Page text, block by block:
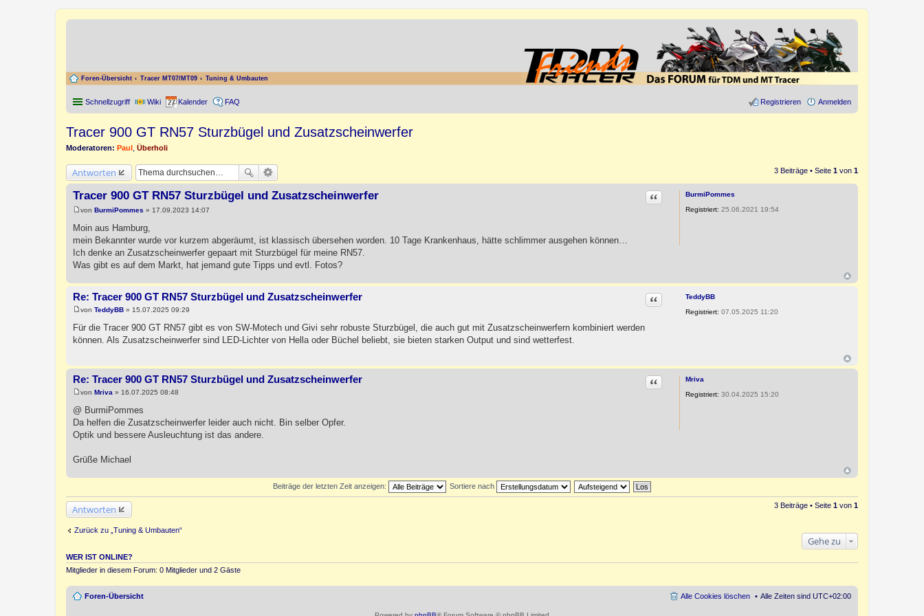
Foren-Übersicht Tracer MT07/MT09 Tuning & Umbauten
Schnellzugriff Wiki Kalender FAQ Anmelden
Registrieren
Tracer 900 GT RN57 Sturzbügel und Zusatzscheinwerfer
Moderatoren: Paul Überholi
Antworten 3 Beiträge • Seite 1 von 1
BurmiPommes
Registriert: 25.06.2021 19:54
Tracer 900 GT RN57 Sturzbügel und Zusatzscheinwerfer Zitat
i
t
r
a
g
von BurmiPommes » 17.09.2023 14:07
Moin aus Hamburg,
mein Bekannter wurde vor kurzem abgeräumt, ist klassisch übersehen worden. 10 Tage Krankenhaus, hätte schlimmer ausgehen können…
Ich denke an Zusatzscheinwerfer gepaart mit Sturzbügel für meine RN57.
Was gibt es auf dem Markt, hat jemand gute Tipps und evtl. Fotos?
TeddyBB
Registriert: 07.05.2025 11:20
Re: Tracer 900 GT RN57 Sturzbügel und Zusatzscheinwerfer Zitat
e
i
t
g
von TeddyBB » 15.07.2025 09:29
Für die Tracer 900 GT RN57 gibt es von SW-Motech und Givi sehr robuste Sturzbügel, die auch gut mit Zusatzscheinwerfern kombiniert werden
können. Als Zusatzscheinwerfer sind LED-Lichter von Hella oder Büchel beliebt, sie bieten starken Output und sind wetterfest.
Mriva
Registriert: 30.04.2025 15:20
Re: Tracer 900 GT RN57 Sturzbügel und Zusatzscheinwerfer Zitat
e
t
a
von Mriva » 16.07.2025 08:48
@ BurmiPommes
Da helfen die Zusatzscheinwerfer leider auch nicht. Bin selber Opfer.
Optik und bessere Ausleuchtung ist das andere.
Grüße Michael
Beiträge der letzten Zeit anzeigen: Sortiere nach
Antworten 3 Beiträge • Seite 1 von 1
Zurück zu „Tuning & Umbauten“
Gehe zu
WER IST ONLINE?
Mitglieder in diesem Forum: 0 Mitglieder und 2 Gäste
Foren-Übersicht Alle Zeiten sind UTC+02:00
Alle Cookies löschen